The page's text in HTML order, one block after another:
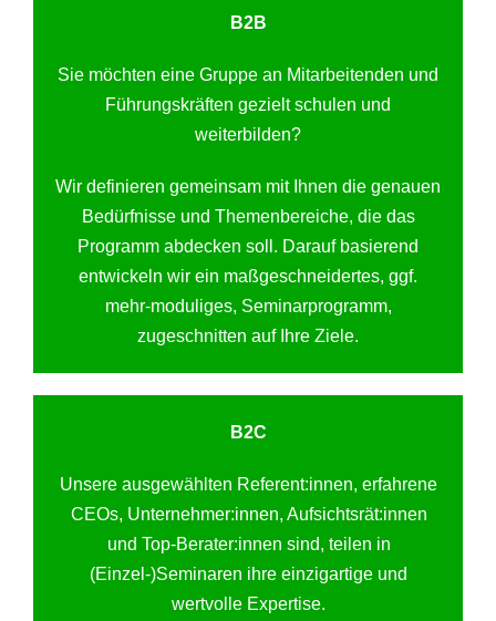
B2B
Sie möchten eine Gruppe an Mitarbeitenden und
Führungskräften gezielt schulen und
weiterbilden?
Wir definieren gemeinsam mit Ihnen die genauen
Bedürfnisse und Themenbereiche, die das
Programm abdecken soll. Darauf basierend
entwickeln wir ein maßgeschneidertes, ggf.
mehr-moduliges, Seminarprogramm,
zugeschnitten auf Ihre Ziele.
B2C
Unsere ausgewählten Referent:innen, erfahrene
CEOs, Unternehmer:innen, Aufsichtsrät:innen
und Top-Berater:innen sind, teilen in
(Einzel-)Seminaren ihre einzigartige und
wertvolle Expertise.